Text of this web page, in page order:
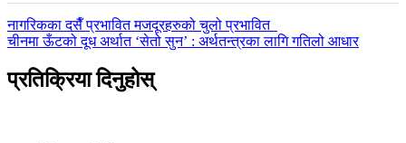
पछिल्लाे
-
नागरिकका दसैँ प्रभावित मजदूरहरुको चुलो प्रभावित
अघिल्लाे
चीनमा ऊँटको दूध अर्थात ‘सेतो सुन’ : अर्थतन्त्रका लागि गतिलो आधार
प्रतिक्रिया दिनुहोस्